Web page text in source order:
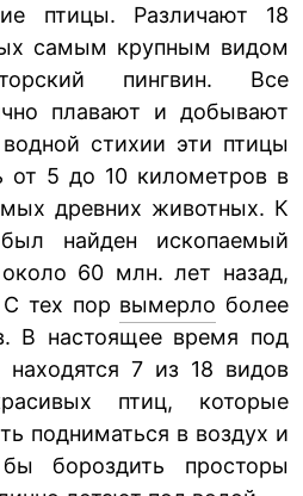
птицы. Различают 18
самым крупным видом
пингвин. Все
плавают и добывают
стихии эти птицы
от 5 до 10 километров в
древних животных. К
найден ископаемый
60 млн. лет назад,
тех пор вымерло более
В настоящее время под
7 из 18 видов
птиц, которые
подниматься в воздух и
бороздить просторы